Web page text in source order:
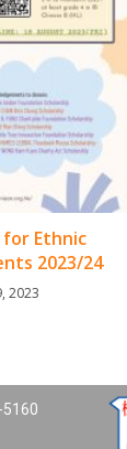
for Ethnic
2023/24
2023
5160